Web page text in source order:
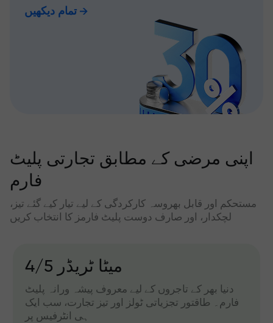
تمام دیکھیں
اپنی مرضی کے مطابق تجارتی پلیٹ
فارم
مستحکم اور قابل بھروسہ کارکردگی کے لیے تیار کیے گئے تیز،
لچکدار، اور صارف دوست پلیٹ فارمز کا انتخاب کریں
میٹا ٹریڈر 4/5
دنیا بھر کے تاجروں کے لیے معروف پیشہ ورانہ پلیٹ
فارم۔ طاقتور تجزیاتی ٹولز اور تیز تجارت، سب ایک
ہی انٹرفیس پر